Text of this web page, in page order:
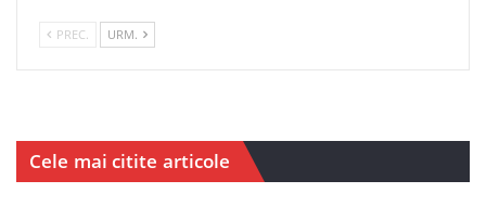
PREC. URM.
Cele mai citite articole